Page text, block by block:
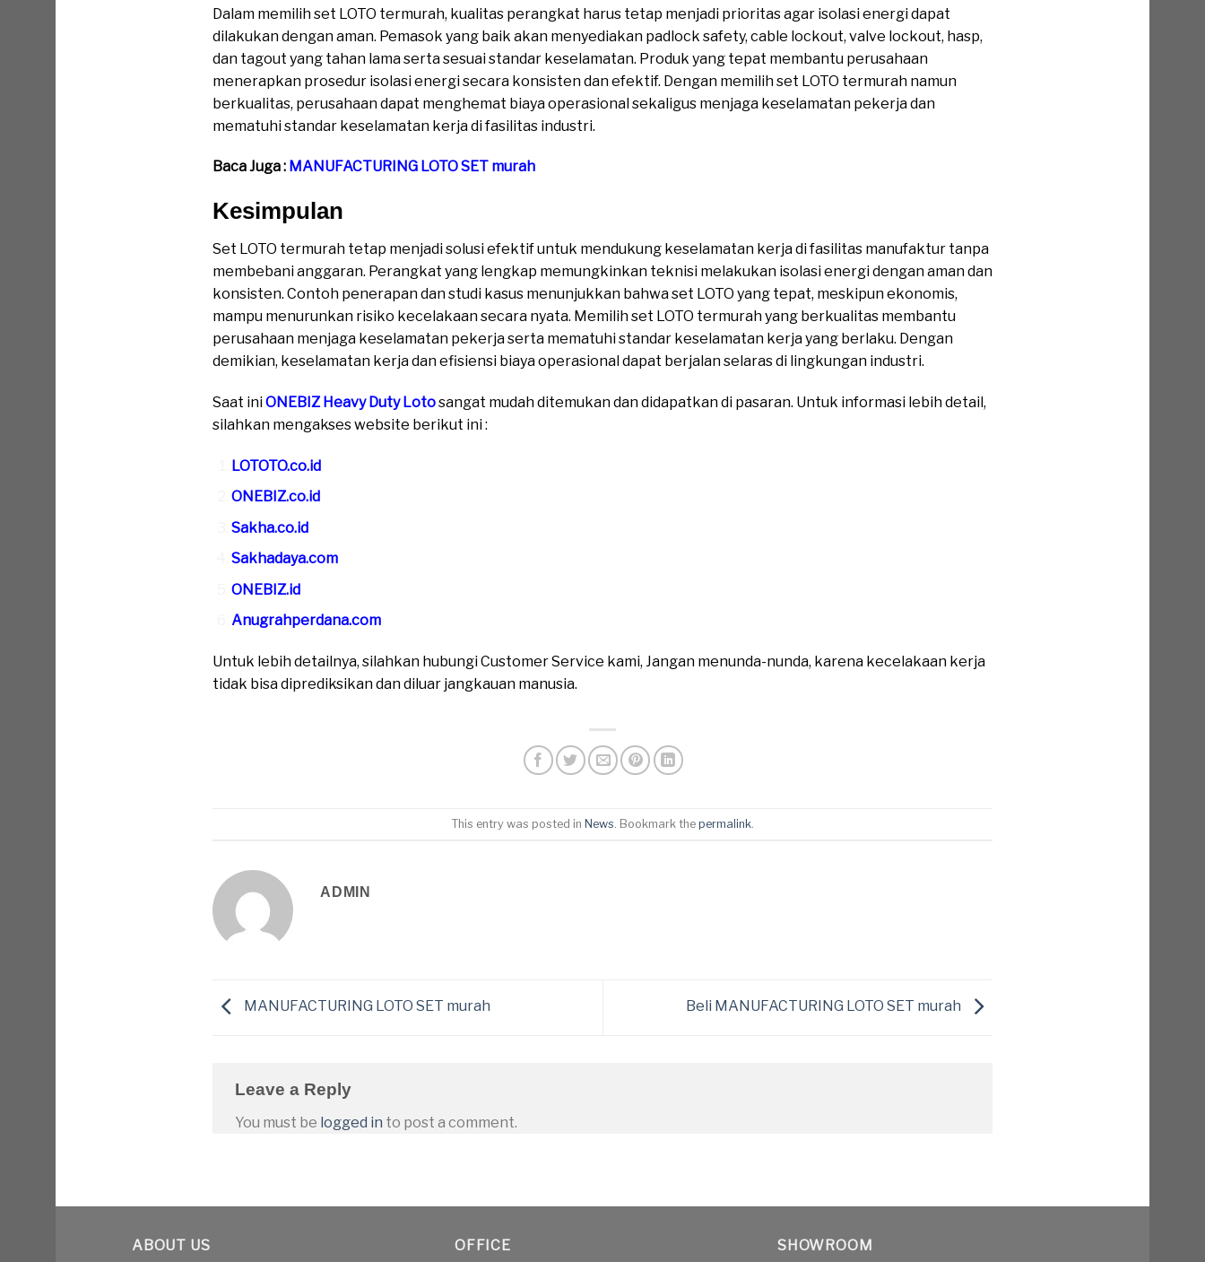
Dalam memilih set LOTO termurah, kualitas perangkat harus tetap menjadi prioritas agar isolasi energi dapat
dilakukan dengan aman. Pemasok yang baik akan menyediakan padlock safety, cable lockout, valve lockout, hasp,
dan tagout yang tahan lama serta sesuai standar keselamatan. Produk yang tepat membantu perusahaan
menerapkan prosedur isolasi energi secara konsisten dan efektif. Dengan memilih set LOTO termurah namun
berkualitas, perusahaan dapat menghemat biaya operasional sekaligus menjaga keselamatan pekerja dan
mematuhi standar keselamatan kerja di fasilitas industri.
Baca Juga : MANUFACTURING LOTO SET murah
Kesimpulan
Set LOTO termurah tetap menjadi solusi efektif untuk mendukung keselamatan kerja di fasilitas manufaktur tanpa
membebani anggaran. Perangkat yang lengkap memungkinkan teknisi melakukan isolasi energi dengan aman dan
konsisten. Contoh penerapan dan studi kasus menunjukkan bahwa set LOTO yang tepat, meskipun ekonomis,
mampu menurunkan risiko kecelakaan secara nyata. Memilih set LOTO termurah yang berkualitas membantu
perusahaan menjaga keselamatan pekerja serta mematuhi standar keselamatan kerja yang berlaku. Dengan
demikian, keselamatan kerja dan efisiensi biaya operasional dapat berjalan selaras di lingkungan industri.
Saat iniONEBIZ Heavy Duty Lotosangat mudah ditemukan dan didapatkan di pasaran. Untuk informasi lebih detail,
silahkan mengakses website berikut ini :
LOTOTO.co.id
ONEBIZ.co.id
Sakha.co.id
Sakhadaya.com
ONEBIZ.id
Anugrahperdana.com
Untuk lebih detailnya, silahkan hubungi Customer Service kami, Jangan menunda-nunda, karena kecelakaan kerja
tidak bisa diprediksikan dan diluar jangkauan manusia.
This entry was posted in News . Bookmark the permalink
ADMIN
MANUFACTURING LOTO SET murah Beli MANUFACTURING LOTO SET murah
Leave a Reply
You must be logged in to post a comment.
ABOUT US OFFICE SHOWROOM